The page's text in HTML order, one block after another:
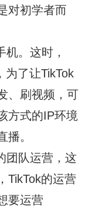
对初学者而
。这时，
为了让TikTok
、刷视频，可
方式的IP环境
。
团队运营，这
TikTok的运营
要运营